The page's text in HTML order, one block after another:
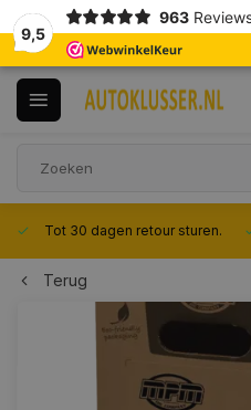
9,5
963
Tot 30 dagen retour sturen.
Terug